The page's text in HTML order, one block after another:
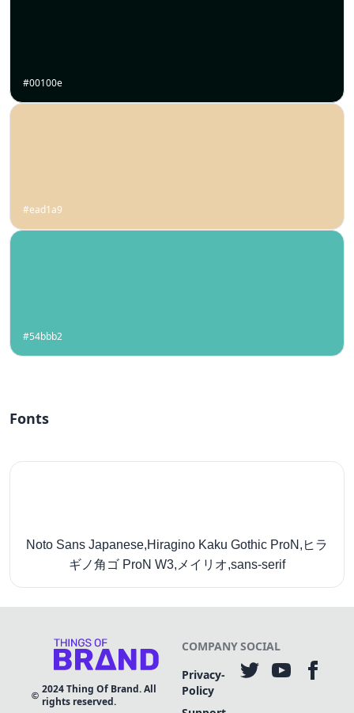
#00100e
#ead1a9
#54bbb2
Fonts
Noto Sans Japanese,Hiragino Kaku Gothic ProN,ヒラ
ギノ角ゴ ProN W3,メイリオ,sans-serif
2024Thing Of Brand. All
rights reserved.
COMPANY
Privacy-
Policy
SOCIAL